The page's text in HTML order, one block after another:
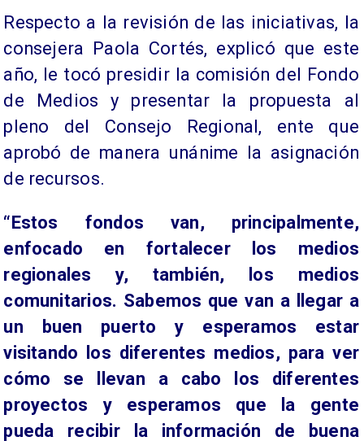
Respecto a la revisión de las iniciativas, la
consejera Paola Cortés, explicó que este
año, le tocó presidir la comisión del Fondo
de Medios y presentar la propuesta al
pleno del Consejo Regional, ente que
aprobó de manera unánime la asignación
de recursos.
“Estos fondos van, principalmente,
enfocado en fortalecer los medios
regionales y, también, los medios
comunitarios. Sabemos que van a llegar a
un buen puerto y esperamos estar
visitando los diferentes medios, para ver
cómo se llevan a cabo los diferentes
proyectos y esperamos que la gente
pueda recibir la información de buena